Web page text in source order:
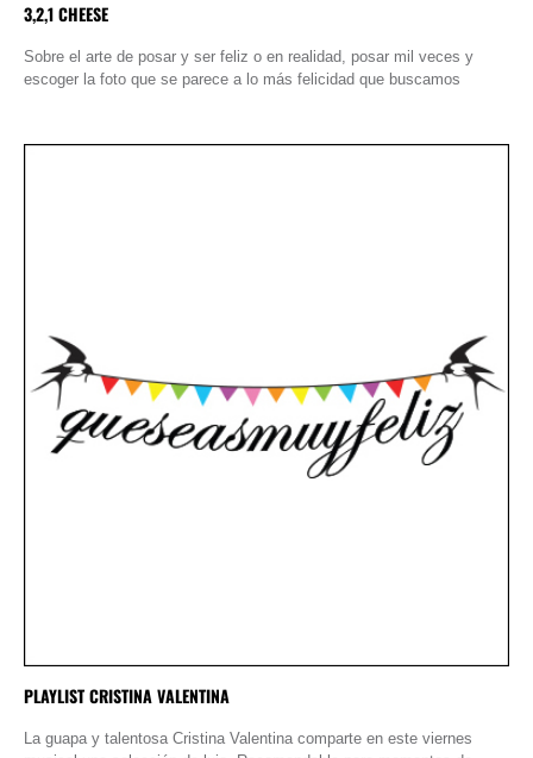
3,2,1 CHEESE
Sobre el arte de posar y ser feliz o en realidad, posar mil veces y
escoger la foto que se parece a lo más felicidad que buscamos
PLAYLIST CRISTINA VALENTINA
La guapa y talentosa Cristina Valentina comparte en este viernes